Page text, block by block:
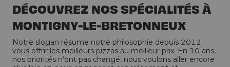
DÉCOUVREZ NOS SPÉCIALITÉS À
MONTIGNY-LE-BRETONNEUX
Notre slogan résume notre philosophie depuis 2012 :
vous offrir les meilleurs pizzas au meilleur prix. En 10 ans,
nos priorités n’ont pas changé, nous voulons aller encore